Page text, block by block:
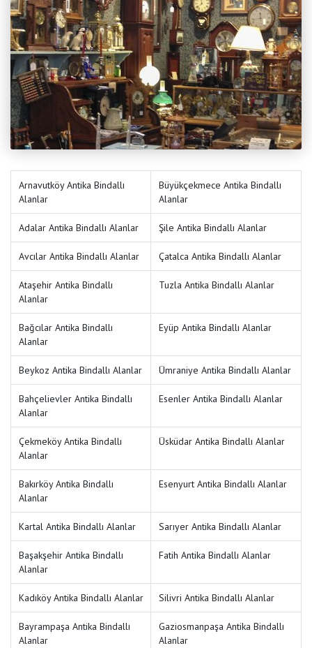
Arnavutköy Antika Bindallı
Alanlar
Büyükçekmece Antika Bindallı
Alanlar
Adalar Antika Bindallı Alanlar Şile Antika Bindallı Alanlar
Avcılar Antika Bindallı Alanlar Çatalca Antika Bindallı Alanlar
Ataşehir Antika Bindallı
Alanlar
Tuzla Antika Bindallı Alanlar
Bağcılar Antika Bindallı
Alanlar
Eyüp Antika Bindallı Alanlar
Beykoz Antika Bindallı Alanlar Ümraniye Antika Bindallı Alanlar
Bahçelievler Antika Bindallı
Alanlar
Esenler Antika Bindallı Alanlar
Çekmeköy Antika Bindallı
Alanlar
Üsküdar Antika Bindallı Alanlar
Bakırköy Antika Bindallı
Alanlar
Esenyurt Antika Bindallı Alanlar
Kartal Antika Bindallı Alanlar Sarıyer Antika Bindallı Alanlar
Başakşehir Antika Bindallı
Alanlar
Fatih Antika Bindallı Alanlar
Kadıköy Antika Bindallı Alanlar Silivri Antika Bindallı Alanlar
Bayrampaşa Antika Bindallı
Alanlar
Gaziosmanpaşa Antika Bindallı
Alanlar